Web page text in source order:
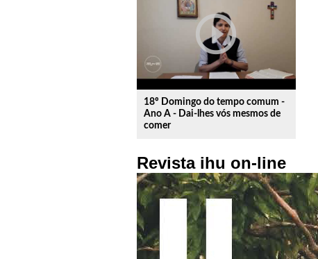
play_circle_outline
18º Domingo do tempo comum -
Ano A - Dai-lhes vós mesmos de
comer
Revista ihu on-line